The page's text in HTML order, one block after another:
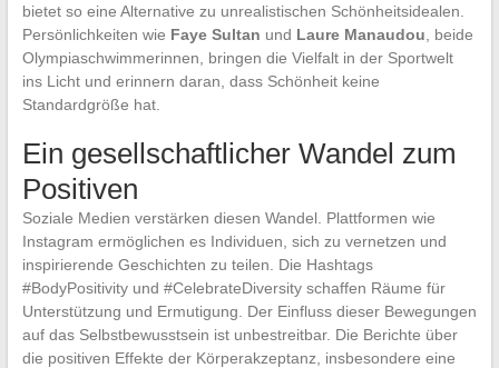
bietet so eine Alternative zu unrealistischen Schönheitsidealen.
Persönlichkeiten wie Faye Sultan und Laure Manaudou , beide
Olympiaschwimmerinnen, bringen die Vielfalt in der Sportwelt
ins Licht und erinnern daran, dass Schönheit keine
Standardgröße hat.
Ein gesellschaftlicher Wandel zum
Positiven
Soziale Medien verstärken diesen Wandel. Plattformen wie
Instagram ermöglichen es Individuen, sich zu vernetzen und
inspirierende Geschichten zu teilen. Die Hashtags
#BodyPositivity und #CelebrateDiversity schaffen Räume für
Unterstützung und Ermutigung. Der Einfluss dieser Bewegungen
auf das Selbstbewusstsein ist unbestreitbar. Die Berichte über
die positiven Effekte der Körperakzeptanz, insbesondere eine